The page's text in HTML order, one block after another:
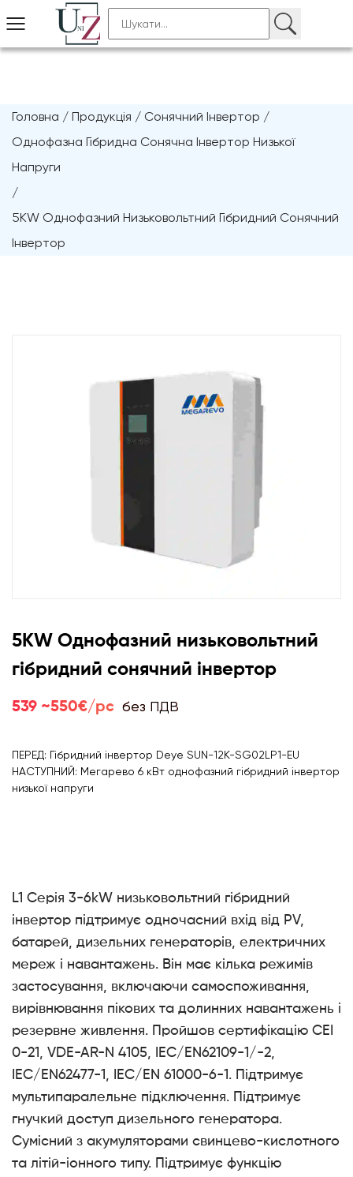
Головна / Продукція / Сонячний Інвертор /
Однофазна Гібридна Сонячна Інвертор Низької
Напруги
/
5KW Однофазний Низьковольтний Гібридний Сонячний
Інвертор
5KW Однофазний низьковольтний
гібридний сонячний інвертор
539 ~550€/pc без ПДВ
ПЕРЕД: Гібридний інвертор Deye SUN-12K-SG02LP1-EU
НАСТУПНИЙ: Мегарево 6 кВт однофазний гібридний інвертор
низької напруги
L1 Серія 3-6kW низьковольтний гібридний
інвертор підтримує одночасний вхід від PV,
батарей, дизельних генераторів, електричних
мереж і навантажень. Він має кілька режимів
застосування, включаючи самоспоживання,
вирівнювання пікових та долинних навантажень і
резервне живлення. Пройшов сертифікацію CEI
0-21, VDE-AR-N 4105, IEC/EN62109-1/-2,
IEC/EN62477-1, IEC/EN 61000-6-1. Підтримує
мультипаралельне підключення. Підтримує
гнучкий доступ дизельного генератора.
Сумісний з акумуляторами свинцево-кислотного
та літій-іонного типу. Підтримує функцію